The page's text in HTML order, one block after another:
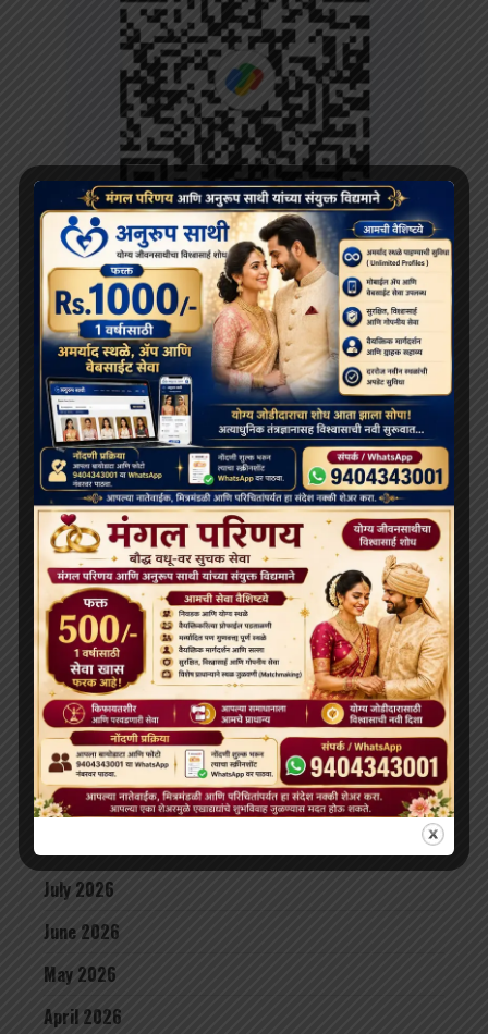
RECENT POSTS
दलाई लामा 91 साल के हो गए हैं; भारत और चीन के बीच बौद्ध धर्म
के भविष्य को लेकर खींचतान चल रही है
भव्य बौद्ध धम्म जुलूस बोमडिला में प्रवेश करता है
‘विकसित भारत 2047’ के लिए बौद्ध मूल्य और आधुनिक विज्ञान
अहम: हिमाचल के राज्यपाल
थाईलैंड के महामहिम राजा ने सड़क दुर्घटना में घायल भिक्षुओं की
देखभाल की जिम्मेदारी ली, शाही संरक्षण में होगा उपचार
दलाई लामा लद्दाख लौटे, भारत के हिमालयी बौद्ध संबंधों को और
मज़बूत किया
July 2026
June 2026
May 2026
April 2026